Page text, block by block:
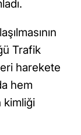
Trafik
harekete
hem
kimliği